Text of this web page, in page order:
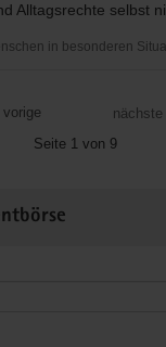
Alltagsrechte selbst
in besonderen
vorige
Seite 1 von 9
nächste